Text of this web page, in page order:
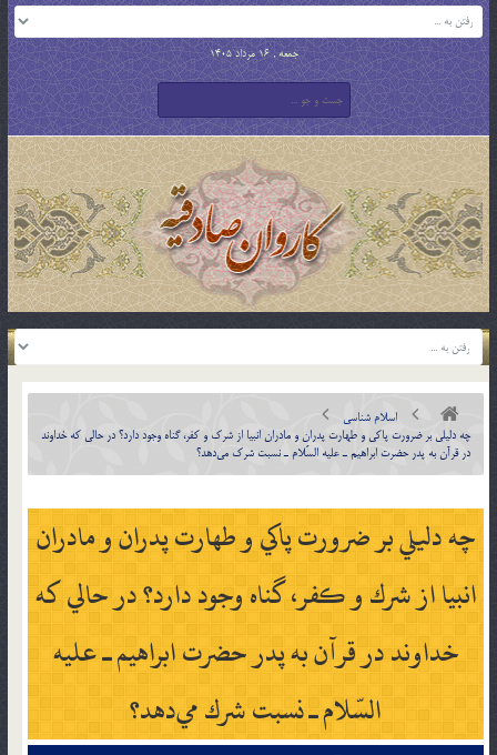
جمعه , 16 مرداد 1405
اسلام شناسی
چه دليلي بر ضرورت پاكي و طهارت پدران و مادران انبيا از شرك و كفر، گناه وجود دارد؟ در حالي كه خداوند
در قرآن به پدر حضرت ابراهيم ـ عليه السّلام ـ نسبت شرك مي‌دهد؟
چه دليلي بر ضرورت پاكي و طهارت پدران و مادران
انبيا از شرك و كفر، گناه وجود دارد؟ در حالي كه
خداوند در قرآن به پدر حضرت ابراهيم ـ عليه
السّلام ـ نسبت شرك مي‌دهد؟